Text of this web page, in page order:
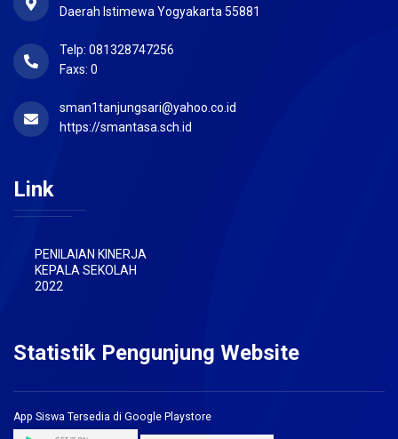
Daerah Istimewa Yogyakarta 55881
Telp: 081328747256
Faxs: 0
sman1tanjungsari@yahoo.co.id
https://smantasa.sch.id
Link
PENILAIAN KINERJA
KEPALA SEKOLAH
2022
Statistik Pengunjung Website
App Siswa Tersedia di Google Playstore